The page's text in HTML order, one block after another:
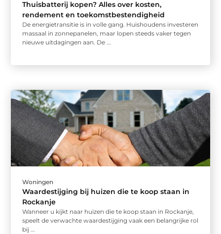
Thuisbatterij kopen? Alles over kosten,
rendement en toekomstbestendigheid
De energietransitie is in volle gang. Huishoudens investeren
massaal in zonnepanelen, maar lopen steeds vaker tegen
nieuwe uitdagingen aan. De ...
Woningen
Waardestijging bij huizen die te koop staan in
Rockanje
Wanneer u kijkt naar huizen die te koop staan in Rockanje,
speelt de verwachte waardestijging vaak een belangrijke rol
bij ...